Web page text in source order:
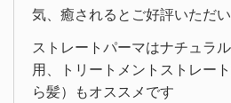
気、癒されるとご好評いただい
ストレートパーマはナチュラ
用、トリートメントストレー
ら髪）もオススメです